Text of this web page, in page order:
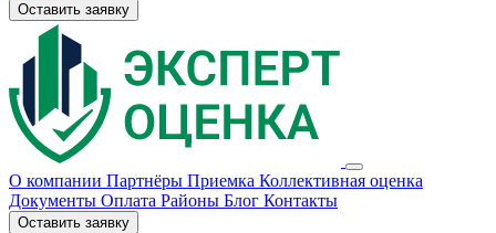
Оставить заявку
О компании Партнёры Приемка Коллективная оценка
Документы Оплата Районы Блог Контакты
Оставить заявку